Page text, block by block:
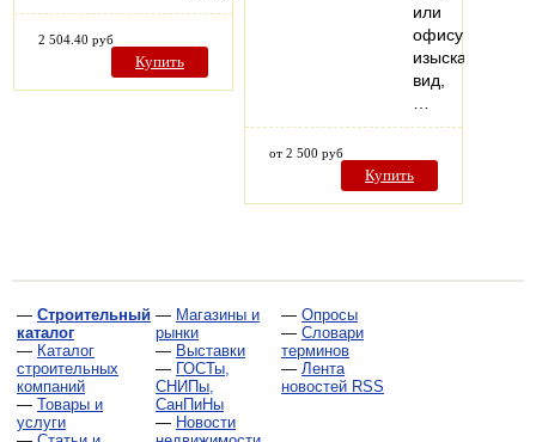
2 504.40 руб
Купить
или
офису
изысканный
вид,
от 2 500 руб
Купить
— Строительный
каталог
— Каталог
строительных
компаний
— Товары и
услуги
— Магазины и
рынки
— Выставки
— ГОСТы,
СНИПы,
СанПиНы
— Новости
— Опросы
— Словари
терминов
— Лента
новостей RSS